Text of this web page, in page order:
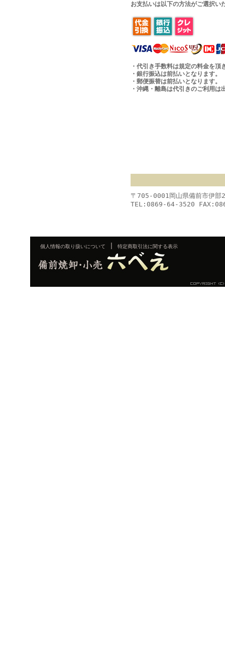
お支払いは以下の方法がご選択い
・代引き手数料は規定の料金を頂
・銀行振込は前払いとなります。
・郵便振替は前払いとなります。
・沖縄・離島は代引きのご利用は
〒705-0001岡山県備前市伊
TEL:0869-64-3520
個人情報の取り扱いについて 特定商取引法に関する表示